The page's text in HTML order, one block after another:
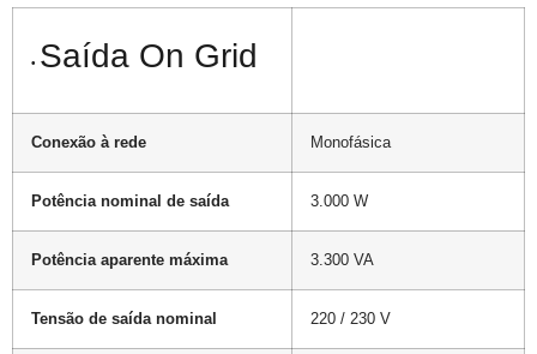
• Saída On Grid
Conexão à rede Monofásica
Potência nominal de saída 3.000 W
Potência aparente máxima 3.300 VA
Tensão de saída nominal 220 / 230 V